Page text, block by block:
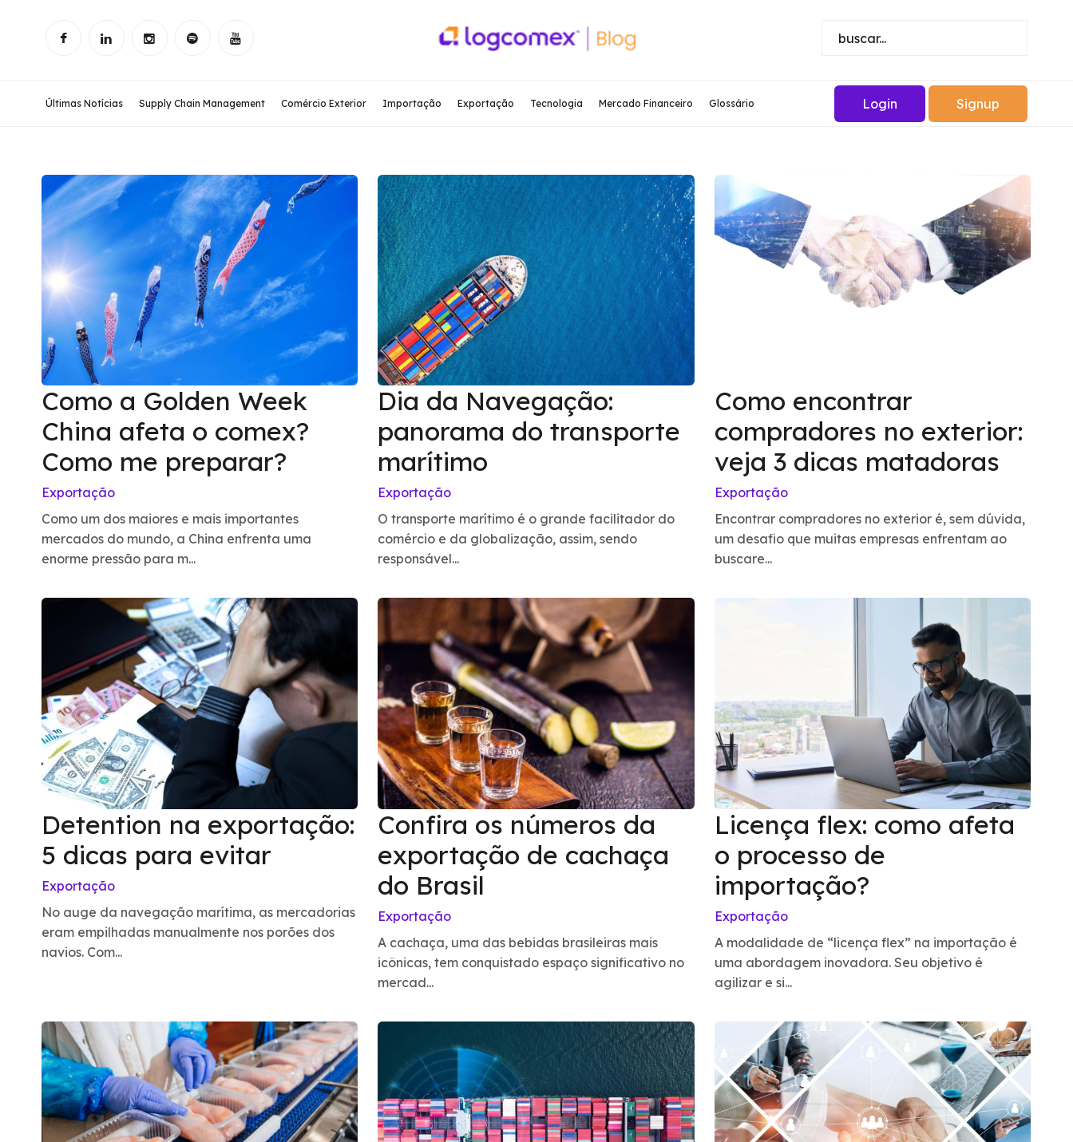
Últimas Notícias Supply Chain Management Comércio Exterior Importação Exportação Tecnologia Mercado Financeiro Glossário Login Signup
Como a Golden Week
China afeta o comex?
Como me preparar?
Exportação
Como um dos maiores e mais importantes
mercados do mundo, a China enfrenta uma
enorme pressão para m...
Dia da Navegação:
panorama do transporte
marítimo
Exportação
O transporte marítimo é o grande facilitador do
comércio e da globalização, assim, sendo
responsável...
Como encontrar
compradores no exterior:
veja 3 dicas matadoras
Exportação
Encontrar compradores no exterior é, sem dúvida,
um desafio que muitas empresas enfrentam ao
buscare...
Detention na exportação:
5 dicas para evitar
Exportação
No auge da navegação marítima, as mercadorias
eram empilhadas manualmente nos porões dos
navios. Com...
Confira os números da
exportação de cachaça
do Brasil
Exportação
A cachaça, uma das bebidas brasileiras mais
icônicas, tem conquistado espaço significativo no
mercad...
Licença flex: como afeta
o processo de
importação?
Exportação
A modalidade de “licença flex” na importação é
uma abordagem inovadora. Seu objetivo é
agilizar e si...